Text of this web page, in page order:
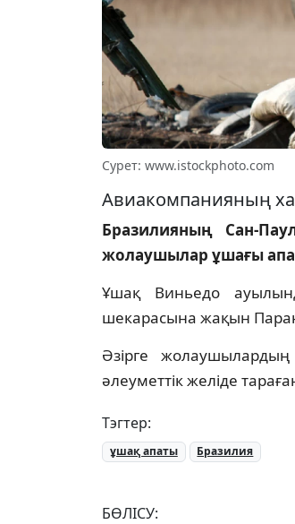
Сурет: www.istockphoto.com
Авиакомпанияның
Бразилияның Сан-
жолаушылар ұшағы
Ұшақ Виньедо
шекарасына жақын
Әзірге
әлеуметтік желіде
Тэгтер:
ұшақ апаты Бразилия
БӨЛІСУ: